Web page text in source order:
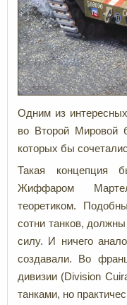
Одним из
во Второй Мировой
которых бы
Такая концепция
Жиффаром
теоретиком.
сотни танков,
силу. И ничего
создавали. Во
дивизии (Division
танками, но